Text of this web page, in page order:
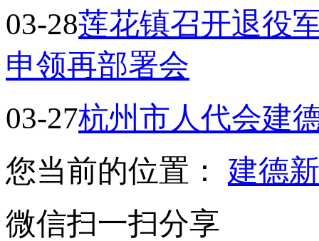
03-28莲花镇召开退役
申领再部署会
03-27杭州市人代会建
您当前的位置： 建德
微信扫一扫分享